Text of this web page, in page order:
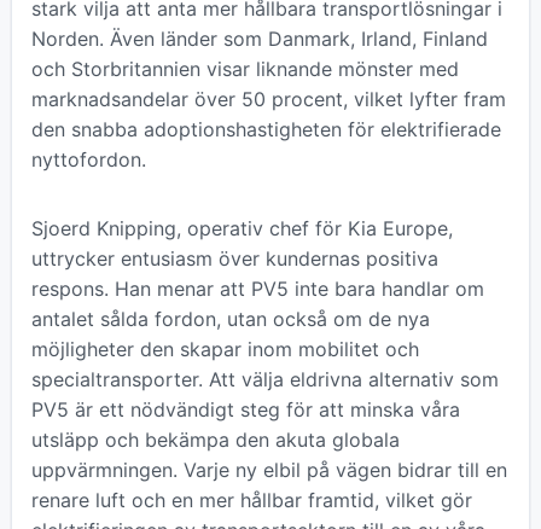
stark vilja att anta mer hållbara transportlösningar i
Norden. Även länder som Danmark, Irland, Finland
och Storbritannien visar liknande mönster med
marknadsandelar över 50 procent, vilket lyfter fram
den snabba adoptionshastigheten för elektrifierade
nyttofordon.
Sjoerd Knipping, operativ chef för Kia Europe,
uttrycker entusiasm över kundernas positiva
respons. Han menar att PV5 inte bara handlar om
antalet sålda fordon, utan också om de nya
möjligheter den skapar inom mobilitet och
specialtransporter. Att välja eldrivna alternativ som
PV5 är ett nödvändigt steg för att minska våra
utsläpp och bekämpa den akuta globala
uppvärmningen. Varje ny elbil på vägen bidrar till en
renare luft och en mer hållbar framtid, vilket gör